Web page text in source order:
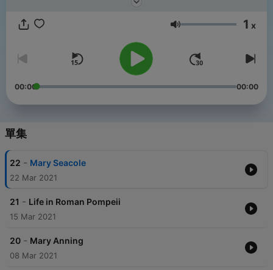
音量 1 x
00:00 00:00
單集
22 - Mary Seacole
22 Mar 2021
21 - Life in Roman Pompeii
15 Mar 2021
20 - Mary Anning
08 Mar 2021